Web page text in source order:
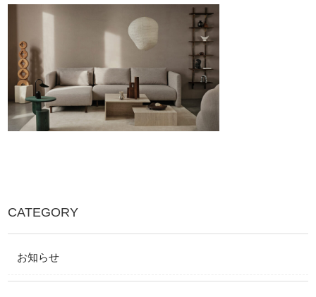
CATEGORY
お知らせ